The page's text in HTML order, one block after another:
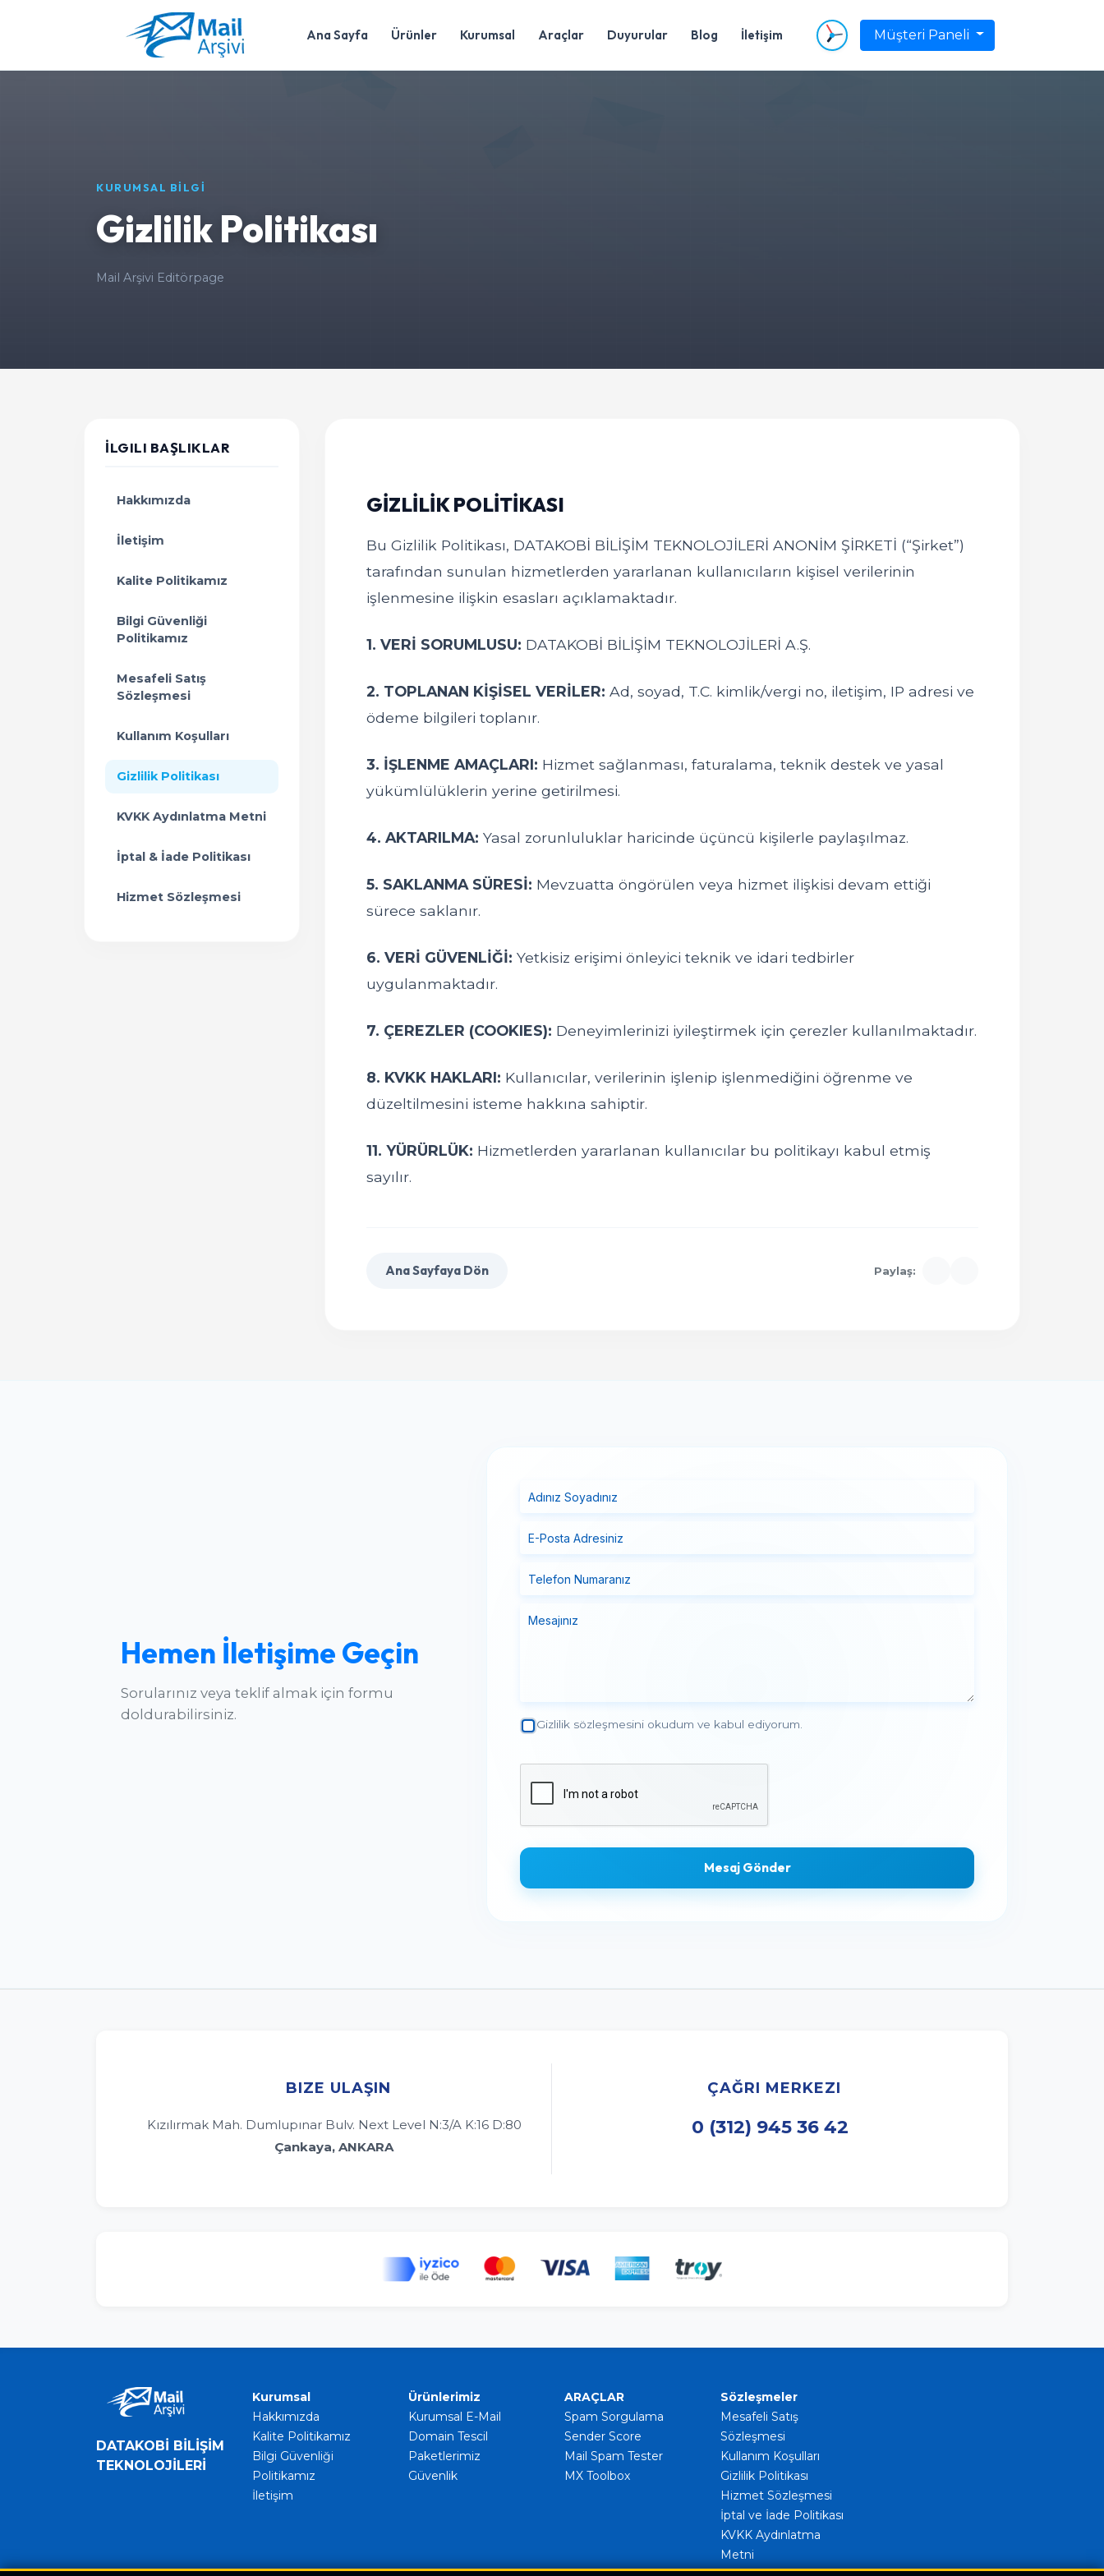
Ana Sayfa Ürünler Kurumsal Araçlar Duyurular Blog İletişim Müşteri Paneli
KURUMSAL BİLGİ
Gizlilik Politikası
Mail Arşivi Editörpage
İLGILI BAŞLIKLAR
Hakkımızda
İletişim
Kalite Politikamız
Bilgi Güvenliği
Politikamız
Mesafeli Satış
Sözleşmesi
Kullanım Koşulları
Gizlilik Politikası
KVKK Aydınlatma Metni
İptal & İade Politikası
Hizmet Sözleşmesi
GİZLİLİK POLİTİKASI
Bu Gizlilik Politikası, DATAKOBİ BİLİŞİM TEKNOLOJİLERİ ANONİM ŞİRKETİ (“Şirket”)
tarafından sunulan hizmetlerden yararlanan kullanıcıların kişisel verilerinin
işlenmesine ilişkin esasları açıklamaktadır.
1. VERİ SORUMLUSU: DATAKOBİ BİLİŞİM TEKNOLOJİLERİ A.Ş.
2. TOPLANAN KİŞİSEL VERİLER: Ad, soyad, T.C. kimlik/vergi no, iletişim, IP adresi ve
ödeme bilgileri toplanır.
3. İŞLENME AMAÇLARI: Hizmet sağlanması, faturalama, teknik destek ve yasal
yükümlülüklerin yerine getirilmesi.
4. AKTARILMA: Yasal zorunluluklar haricinde üçüncü kişilerle paylaşılmaz.
5. SAKLANMA SÜRESİ: Mevzuatta öngörülen veya hizmet ilişkisi devam ettiği
sürece saklanır.
6. VERİ GÜVENLİĞİ: Yetkisiz erişimi önleyici teknik ve idari tedbirler
uygulanmaktadır.
7. ÇEREZLER (COOKIES): Deneyimlerinizi iyileştirmek için çerezler kullanılmaktadır.
8. KVKK HAKLARI: Kullanıcılar, verilerinin işlenip işlenmediğini öğrenme ve
düzeltilmesini isteme hakkına sahiptir.
11. YÜRÜRLÜK: Hizmetlerden yararlanan kullanıcılar bu politikayı kabul etmiş
sayılır.
Ana Sayfaya Dön Paylaş:
Hemen İletişime Geçin
Sorularınız veya teklif almak için formu
doldurabilirsiniz.
Gizlilik sözleşmesini okudum ve kabul ediyorum.
Mesaj Gönder
BIZE ULAŞIN
Kızılırmak Mah. Dumlupınar Bulv. Next Level N:3/A K:16 D:80
Çankaya, ANKARA
ÇAĞRI MERKEZI
0 (312) 945 36 42
DATAKOBİ BİLİŞİM
TEKNOLOJİLERİ
Kurumsal
Hakkımızda
Kalite Politikamız
Bilgi Güvenliği
Politikamız
İletişim
Ürünlerimiz
Kurumsal E-Mail
Domain Tescil
Paketlerimiz
Güvenlik
ARAÇLAR
Spam Sorgulama
Sender Score
Mail Spam Tester
MX Toolbox
Sözleşmeler
Mesafeli Satış
Sözleşmesi
Kullanım Koşulları
Gizlilik Politikası
Hizmet Sözleşmesi
İptal ve İade Politikası
KVKK Aydınlatma
Metni